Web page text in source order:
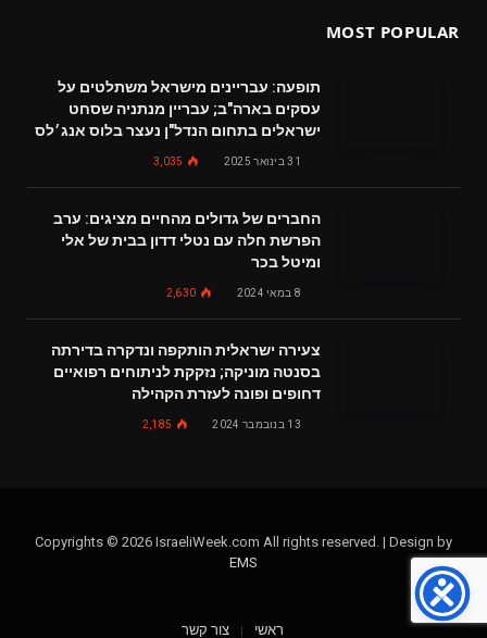
MOST POPULAR
תופעה: עבריינים מישראל משתלטים על
עסקים בארה"ב; עבריין מנתניה שסחט
ישראלים בתחום הנדל"ן נעצר בלוס אנג׳לס
31 בינואר 2025 3,035
החברים של גדולים מהחיים מציגים: ערב
הפרשת חלה עם נטלי דדון בבית של אלי
ומיטל בכר
8 במאי 2024 2,630
צעירה ישראלית הותקפה ונדקרה בדירתה
בסנטה מוניקה; נזקקת לניתוחים רפואיים
דחופים ופונה לעזרת הקהילה
13 בנובמבר 2024 2,185
Copyrights © 2026 IsraeliWeek.com All rights reserved. | Design by
EMS
ראשי צור קשר